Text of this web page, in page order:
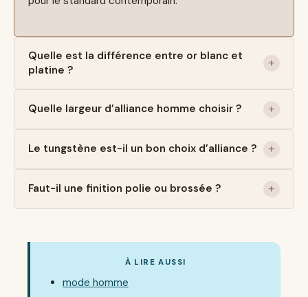
Quelle est la différence entre or blanc et
platine ?
Quelle largeur d’alliance homme choisir ?
Le tungstène est-il un bon choix d’alliance ?
Faut-il une finition polie ou brossée ?
À LIRE AUSSI
mode homme